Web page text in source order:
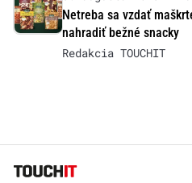
Netreba sa vzdať
nahradiť bežné snacky
Redakcia TOUCHIT